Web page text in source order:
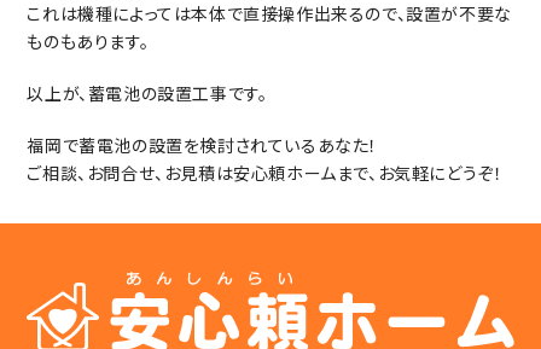
これは機種によっては本体で直接操作出来るので、設置が不要な
ものもあります。
以上が、蓄電池の設置工事です。
福岡で蓄電池の設置を検討されているあなた！
ご相談、お問合せ、お見積は安心頼ホームまで、お気軽にどうぞ！